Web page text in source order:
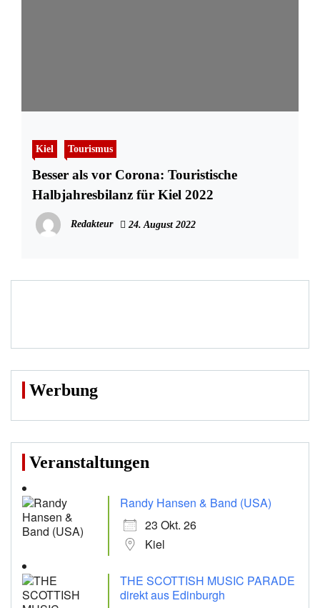
Kiel Tourismus
Besser als vor Corona: Touristische
Halbjahresbilanz für Kiel 2022
Redakteur 24. August 2022
Werbung
Veranstaltungen
Randy Hansen & Band (USA)
23 Okt. 26
Kiel
THE SCOTTISH MUSIC PARADE
direkt aus Edinburgh